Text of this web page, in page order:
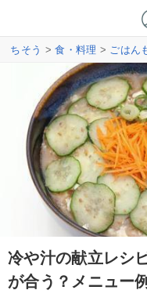
ちそう >食・料理 > ごはん
冷や汁の献立レシ
が合う？メニュー